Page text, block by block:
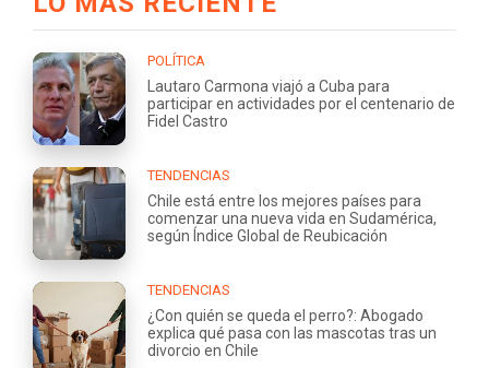
POLÍTICA
Lautaro Carmona viajó a Cuba para
participar en actividades por el centenario de
Fidel Castro
TENDENCIAS
Chile está entre los mejores países para
comenzar una nueva vida en Sudamérica,
según Índice Global de Reubicación
TENDENCIAS
¿Con quién se queda el perro?: Abogado
explica qué pasa con las mascotas tras un
divorcio en Chile